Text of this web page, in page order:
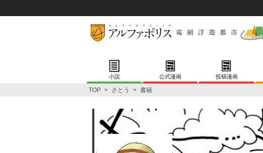
小説 公式漫画 投稿漫画
TOP > さとう > 書籍